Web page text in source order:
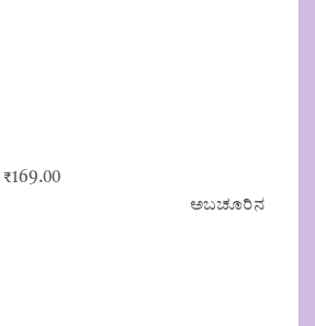
Original
₹169.00Current
ಅಬಚೂರಿನ